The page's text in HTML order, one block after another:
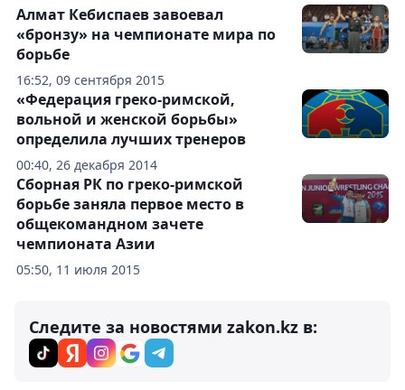
16:52, 09 сентября 2015
Алмат Кебиспаев завоевал
«бронзу» на чемпионате мира по
борьбе
00:40, 26 декабря 2014
«Федерация греко-римской,
вольной и женской борьбы»
определила лучших тренеров
05:50, 11 июля 2015
Сборная РК по греко-римской
борьбе заняла первое место в
общекомандном зачете
чемпионата Азии
Следите за новостями zakon.kz в: